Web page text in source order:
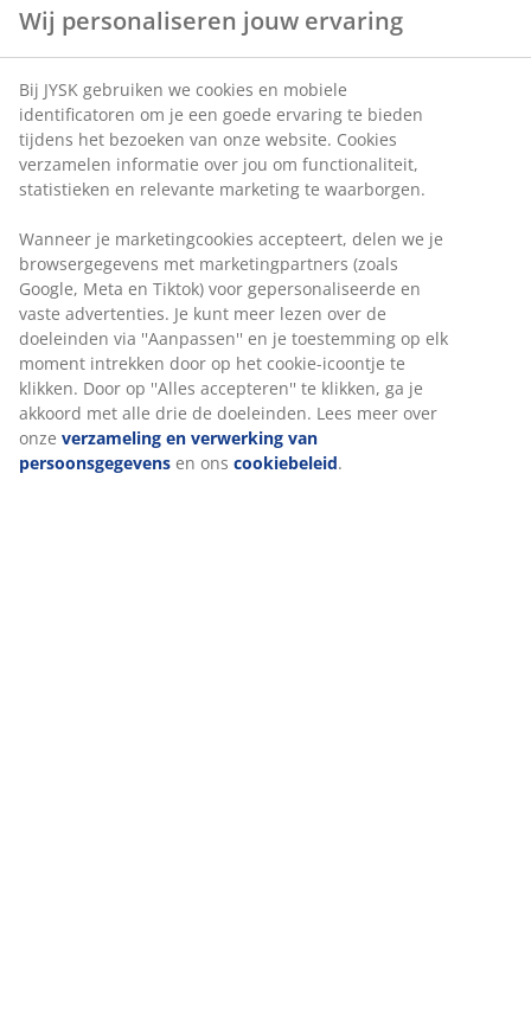
Artikelnummer: 4602712
Specificaties
Beoordelingen
(0)
Levering
Wij personaliseren jouw ervaring
Bij JYSK gebruiken we cookies en mobiele identificatoren
om je een goede ervaring te bieden tijdens het bezoeken
van onze website. Cookies verzamelen informatie over
marketing te waarborgen.
Wanneer je marketingcookies accepteert, delen we je
browsergegevens met marketingpartners (zoals Google,
Meta en Tiktok) voor gepersonaliseerde en vaste
advertenties. Je kunt meer lezen over de doeleinden via
''Aanpassen'' en je toestemming op elk moment intrekken
door op het cookie-icoontje te klikken. Door op ''Alles
accepteren'' te klikken, ga je akkoord met alle drie de
doeleinden. Lees meer over onzeverzameling en